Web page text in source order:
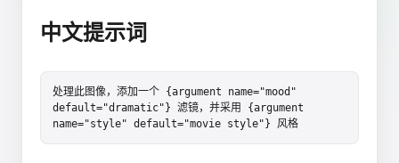
中文提示词
处理此图像，添加一个 {argument name="mood"
default="dramatic"} 滤镜，并采用 {argument
name="style" default="movie style"} 风格